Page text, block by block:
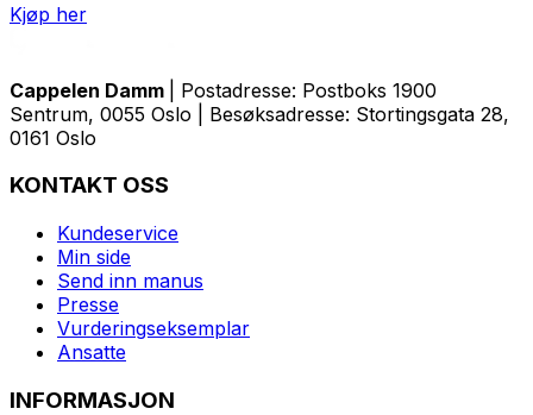
Kjøp her
Cappelen Damm
| Postadresse: Postboks 1900
Sentrum, 0055 Oslo | Besøksadresse: Stortingsgata 28,
0161 Oslo
KONTAKT OSS
Kundeservice
Min side
Send inn manus
Presse
Vurderingseksemplar
Ansatte
INFORMASJON